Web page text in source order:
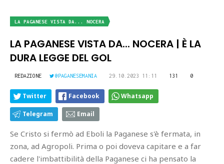
LA PAGANESE VISTA DA... NOCERA
LA PAGANESE VISTA DA... NOCERA | È LA
DURA LEGGE DEL GOL
REDAZIONE @PAGANESEMANIA 29.10.2023 11:11 131 0
Twitter Facebook Whatsapp
Telegram Email
Se Cristo si fermò ad Eboli la Paganese s'è fermata, in
zona, ad Agropoli. Prima o poi doveva capitare e a far
cadere l'imbattibilità della Paganese ci ha pensato la